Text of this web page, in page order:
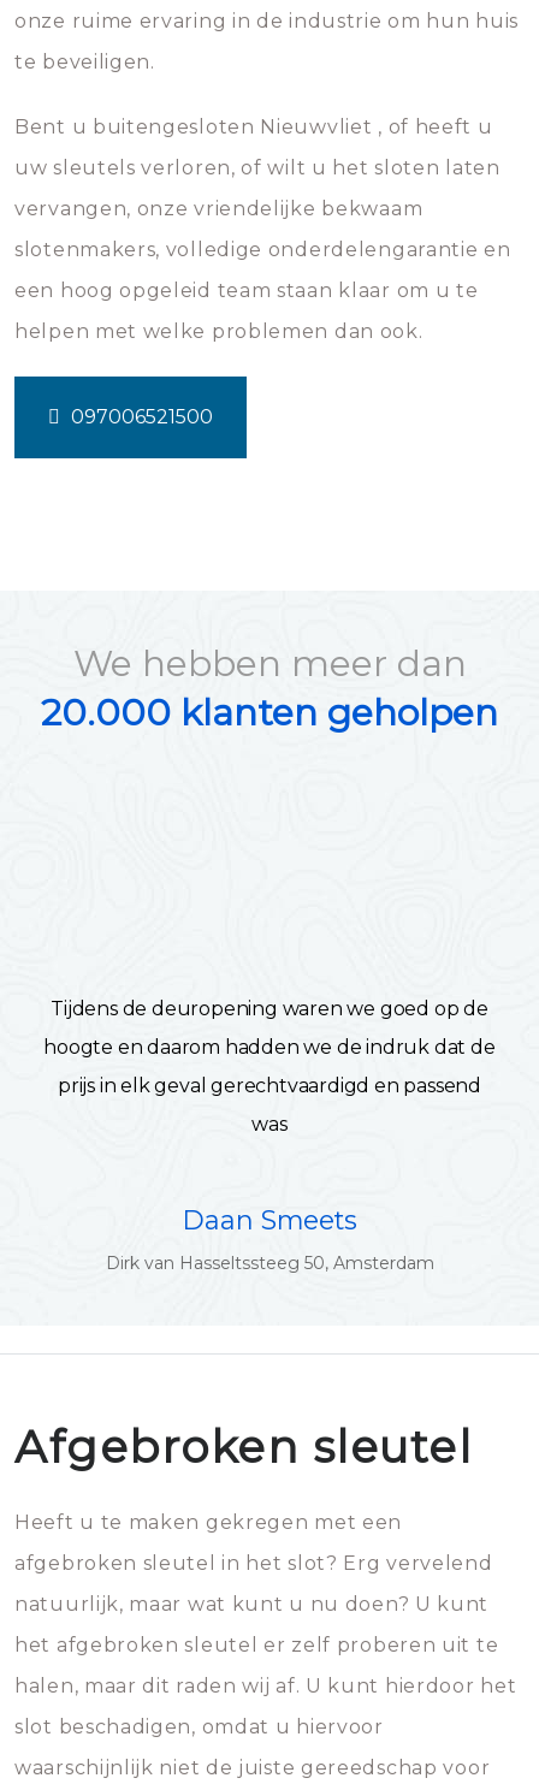
onze ruime ervaring in de industrie om hun huis
te beveiligen.
Bent u buitengesloten Nieuwvliet , of heeft u
uw sleutels verloren, of wilt u het sloten laten
vervangen, onze vriendelijke bekwaam
slotenmakers, volledige onderdelengarantie en
een hoog opgeleid team staan klaar om u te
helpen met welke problemen dan ook.
097006521500
We hebben meer dan
20.000 klanten geholpen
Tijdens de deuropening waren we goed op de
hoogte en daarom hadden we de indruk dat de
prijs in elk geval gerechtvaardigd en passend
was
Daan Smeets
Dirk van Hasseltssteeg 50, Amsterdam
Afgebroken sleutel
Heeft u te maken gekregen met een
afgebroken sleutel in het slot? Erg vervelend
natuurlijk, maar wat kunt u nu doen? U kunt
het afgebroken sleutel er zelf proberen uit te
halen, maar dit raden wij af. U kunt hierdoor het
slot beschadigen, omdat u hiervoor
waarschijnlijk niet de juiste gereedschap voor